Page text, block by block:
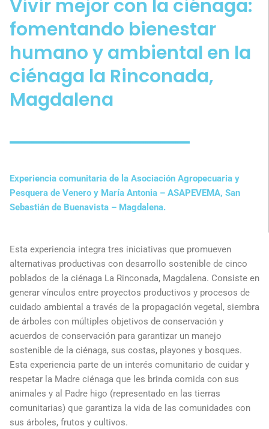
Vivir mejor con la ciénaga:
fomentando bienestar
humano y ambiental en la
ciénaga la Rinconada,
Magdalena
Experiencia comunitaria de la Asociación Agropecuaria y
Pesquera de Venero y María Antonia – ASAPEVEMA, San
Sebastián de Buenavista – Magdalena.
Esta experiencia integra tres iniciativas que promueven
alternativas productivas con desarrollo sostenible de cinco
poblados de la ciénaga La Rinconada, Magdalena. Consiste en
generar vínculos entre proyectos productivos y procesos de
cuidado ambiental a través de la propagación vegetal, siembra
de árboles con múltiples objetivos de conservación y
acuerdos de conservación para garantizar un manejo
sostenible de la ciénaga, sus costas, playones y bosques.
Esta experiencia parte de un interés comunitario de cuidar y
respetar la Madre ciénaga que les brinda comida con sus
animales y al Padre higo (representado en las tierras
comunitarias) que garantiza la vida de las comunidades con
sus árboles, frutos y cultivos.